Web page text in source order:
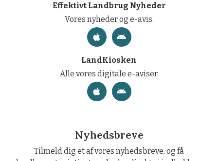
Effektivt Landbrug Nyheder
Vores nyheder og e-avis.
LandKiosken
Alle vores digitale e-aviser.
Nyhedsbreve
Tilmeld dig et af vores nyhedsbreve, og få